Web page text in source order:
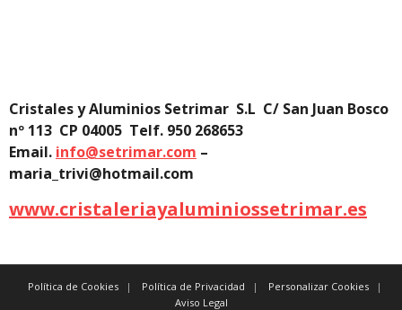
Cristales y Aluminios Setrimar S.L C/ San Juan Bosco
nº 113 CP 04005 Telf. 950 268653
Email. info@setrimar.com –
maria_trivi@hotmail.com
www.cristaleriayaluminiossetrimar.es
Política de Cookies Política de Privacidad
Personalizar Cookies
Aviso Legal